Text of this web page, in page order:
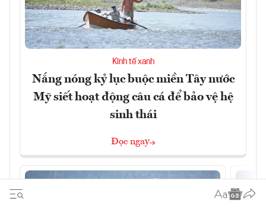
Kinh tế xanh
Nắng nóng kỷ lục buộc miền Tây nước
Mỹ siết hoạt động câu cá để bảo vệ hệ
sinh thái
Đọc ngay